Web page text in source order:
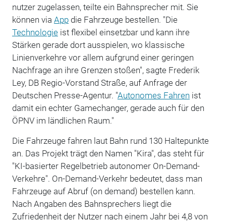
nutzer zugelassen, teilte ein Bahnsprecher mit. Sie
können via Appdie Fahrzeuge bestellen. "Die
Technologieist flexibel einsetzbar und kann ihre
Stärken gerade dort ausspielen, wo klassische
Linienverkehre vor allem aufgrund einer geringen
Nachfrage an ihre Grenzen stoßen", sagte Frederik
Ley, DB Regio-Vorstand Straße, auf Anfrage der
Deutschen Presse-Agentur. "Autonomes Fahren ist
damit ein echter Gamechanger, gerade auch für den
ÖPNV im ländlichen Raum."
Die Fahrzeuge fahren laut Bahn rund 130 Haltepunkte
an. Das Projekt trägt den Namen "Kira", das steht für
"KI-basierter Regelbetrieb autonomer On-Demand-
Verkehre". On-Demand-Verkehr bedeutet, dass man
Fahrzeuge auf Abruf (on demand) bestellen kann.
Nach Angaben des Bahnsprechers liegt die
Zufriedenheit der Nutzer nach einem Jahr bei 4,8 von